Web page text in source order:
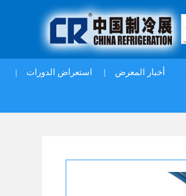
أخبار المعرض | استعراض الدورات |